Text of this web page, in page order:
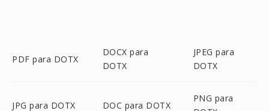
PDF para DOTX
DOCX para
DOTX
JPEG para
DOTX
JPG para DOTX DOC para DOTX
PNG para